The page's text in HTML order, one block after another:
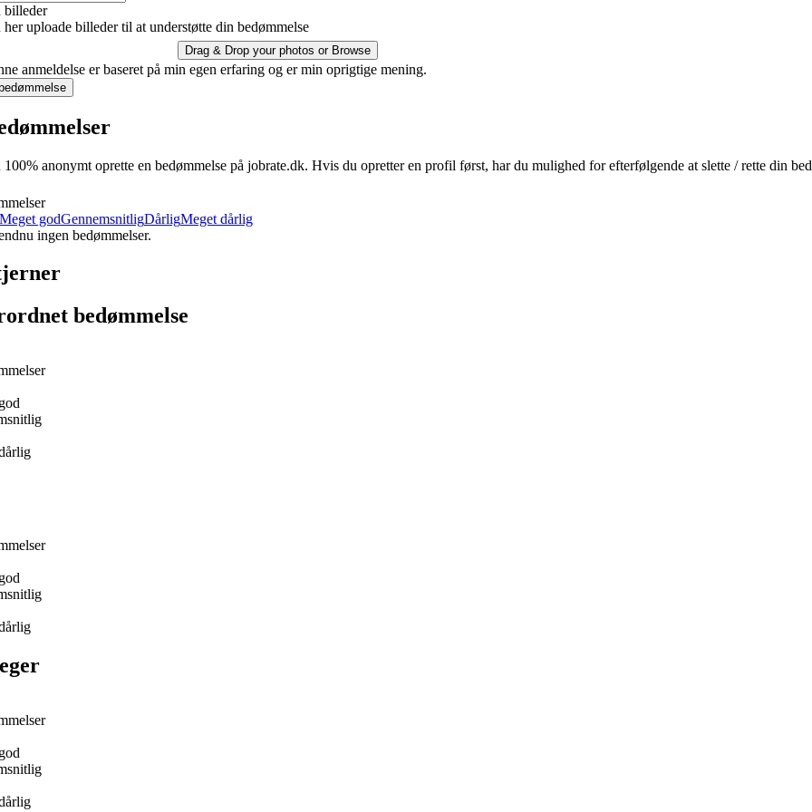
billeder
uploade billeder til at understøtte din bedømmelse
Drag & Drop your photos or Browse
anmeldelse er baseret på min egen erfaring og er min oprigtige mening.
anonymt oprette en bedømmelse på jobrate.dk. Hvis du opretter en profil først, har du mulighed for efterfølgende at slette / rette din
godGennemsnitligDårligMeget dårlig
ingen bedømmelser.
bedømmelse